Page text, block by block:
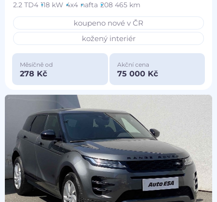
2.2 TD4 118 kW 4x4 nafta 208 465 km
koupeno nové v ČR
kožený interiér
Měsíčně od
278 Kč
Akční cena
75 000 Kč